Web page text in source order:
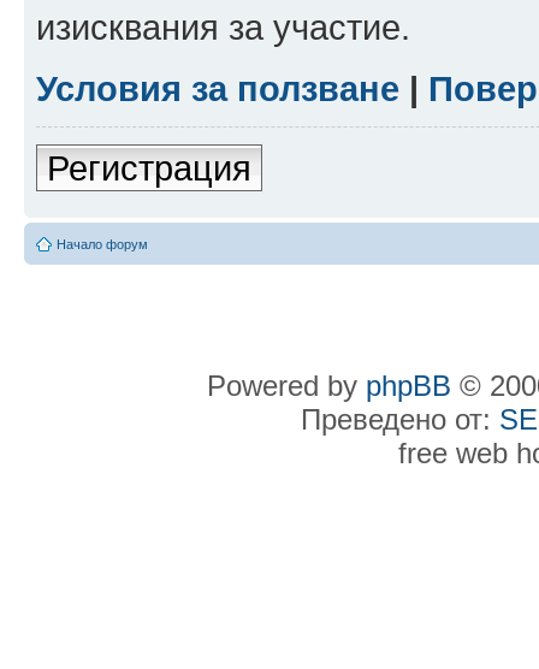
изисквания за участие.
Условия за ползване |
Регистрация
Начало форум
Powered by phpBB ©
Преведено от:
free web